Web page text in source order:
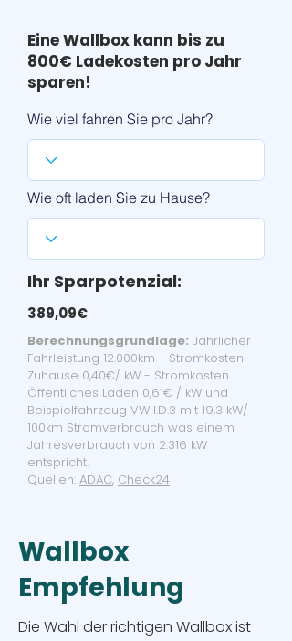
Eine Wallbox kann bis zu
800€ Ladekosten pro Jahr
sparen!
Wie viel fahren Sie pro Jahr?
Wie oft laden Sie zu Hause?
Ihr Sparpotenzial:
389,09€
Berechnungsgrundlage: Jährlicher
Fahrleistung 12.000km - Stromkosten
Zuhause 0,40€/ kW - Stromkosten
Öffentliches Laden 0,61€ / kW und
Beispielfahrzeug VW I.D.3 mit 19,3 kW/
100km Stromverbrauch was einem
Jahresverbrauch von 2.316 kW
entspricht.
Quellen: ADAC, Check24
Wallbox
Empfehlung
Die Wahl der richtigen Wallbox ist